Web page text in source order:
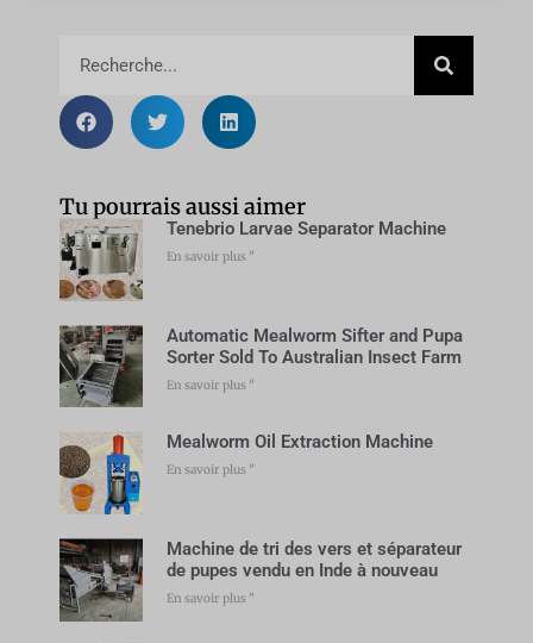
Tu pourrais aussi aimer
Tenebrio Larvae Separator Machine
En savoir plus "
Automatic Mealworm Sifter and Pupa
Sorter Sold To Australian Insect Farm
En savoir plus "
Mealworm Oil Extraction Machine
En savoir plus "
Machine de tri des vers et séparateur
de pupes vendu en Inde à nouveau
En savoir plus "